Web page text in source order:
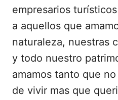
empresarios
a aquellos que
naturaleza, nuestras
y todo nuestro
amamos tanto que
de vivir mas que